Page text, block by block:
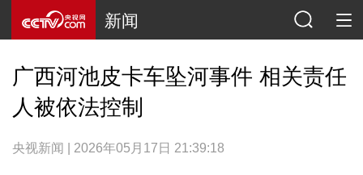
新闻
广西河池皮卡车坠河事件 相关责任
人被依法控制
央视新闻 | 2026年05月17日 21:39:18